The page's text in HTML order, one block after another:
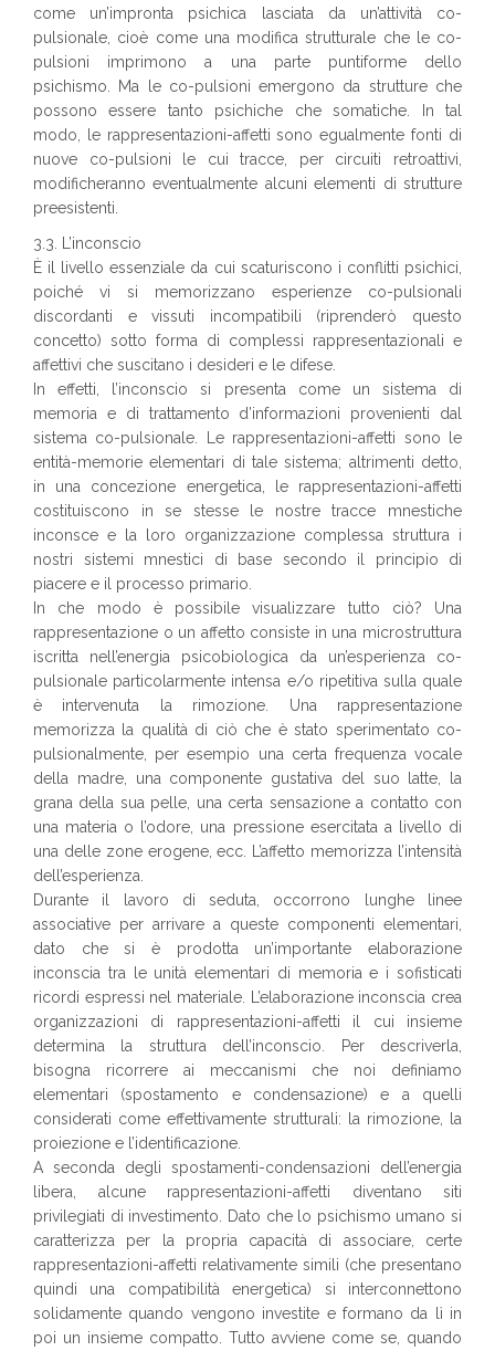
come un’impronta psichica lasciata da un’attività co-
pulsionale, cioè come una modifica strutturale che le co-
pulsioni imprimono a una parte puntiforme dello
psichismo. Ma le co-pulsioni emergono da strutture che
possono essere tanto psichiche che somatiche. In tal
modo, le rappresentazioni-affetti sono egualmente fonti di
nuove co-pulsioni le cui tracce, per circuiti retroattivi,
modificheranno eventualmente alcuni elementi di strutture
preesistenti.
3.3. L’inconscio
È il livello essenziale da cui scaturiscono i conflitti psichici,
poiché vi si memorizzano esperienze co-pulsionali
discordanti e vissuti incompatibili (riprenderò questo
concetto) sotto forma di complessi rappresentazionali e
affettivi che suscitano i desideri e le difese.
In effetti, l’inconscio si presenta come un sistema di
memoria e di trattamento d’informazioni provenienti dal
sistema co-pulsionale. Le rappresentazioni-affetti sono le
entità-memorie elementari di tale sistema; altrimenti detto,
in una concezione energetica, le rappresentazioni-affetti
costituiscono in se stesse le nostre tracce mnestiche
inconsce e la loro organizzazione complessa struttura i
nostri sistemi mnestici di base secondo il principio di
piacere e il processo primario.
In che modo è possibile visualizzare tutto ciò? Una
rappresentazione o un affetto consiste in una microstruttura
iscritta nell’energia psicobiologica da un’esperienza co-
pulsionale particolarmente intensa e/o ripetitiva sulla quale
è intervenuta la rimozione. Una rappresentazione
memorizza la qualità di ciò che è stato sperimentato co-
pulsionalmente, per esempio una certa frequenza vocale
della madre, una componente gustativa del suo latte, la
grana della sua pelle, una certa sensazione a contatto con
una materia o l’odore, una pressione esercitata a livello di
una delle zone erogene, ecc. L’affetto memorizza l’intensità
dell’esperienza.
Durante il lavoro di seduta, occorrono lunghe linee
associative per arrivare a queste componenti elementari,
dato che si è prodotta un’importante elaborazione
inconscia tra le unità elementari di memoria e i sofisticati
ricordi espressi nel materiale. L’elaborazione inconscia crea
organizzazioni di rappresentazioni-affetti il cui insieme
determina la struttura dell’inconscio. Per descriverla,
bisogna ricorrere ai meccanismi che noi definiamo
elementari (spostamento e condensazione) e a quelli
considerati come effettivamente strutturali: la rimozione, la
proiezione e l’identificazione.
A seconda degli spostamenti-condensazioni dell’energia
libera, alcune rappresentazioni-affetti diventano siti
privilegiati di investimento. Dato che lo psichismo umano si
caratterizza per la propria capacità di associare, certe
rappresentazioni-affetti relativamente simili (che presentano
quindi una compatibilità energetica) si interconnettono
solidamente quando vengono investite e formano da lì in
poi un insieme compatto. Tutto avviene come se, quando